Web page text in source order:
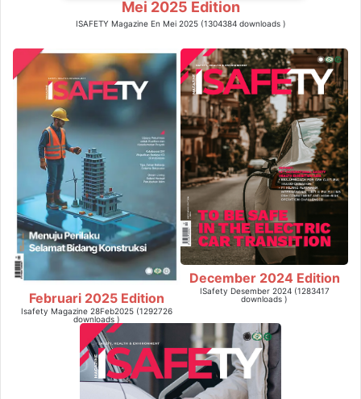
Mei 2025 Edition
ISAFETY Magazine En Mei 2025 (1304384 downloads )
Februari 2025 Edition
Isafety Magazine 28Feb2025 (1292726
downloads )
December 2024 Edition
ISafety Desember 2024 (1283417
downloads )